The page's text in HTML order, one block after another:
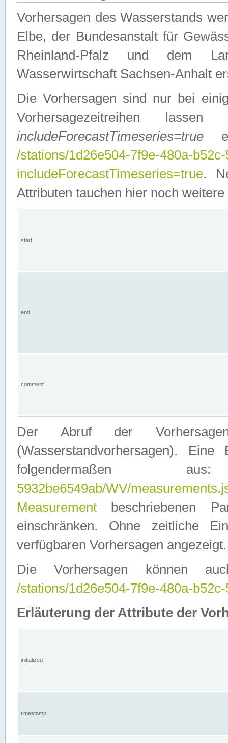
Vorhersagen des Wasserstands
Elbe, der Bundesanstalt für
Rheinland-Pfalz und dem
Wasserwirtschaft Sachsen-Anhalt
Die Vorhersagen sind nur bei
Vorhersagezeitreihen
includeForecastTimeseries=true
/stations/1d26e504-7f9e-480a-
includeForecastTimeseries=true.
Attributen tauchen hier noch weitere
start
end
comment
Der Abruf der
(Wasserstandvorhersagen).
folgendermaßen
5932be6549ab/WV/
Measurement beschriebenen
einschränken. Ohne zeitliche
verfügbaren Vorhersagen angezeigt.
Die Vorhersagen können
/stations/1d26e504-7f9e-480a-
Erläuterung der Attribute der
initialized
timestamp